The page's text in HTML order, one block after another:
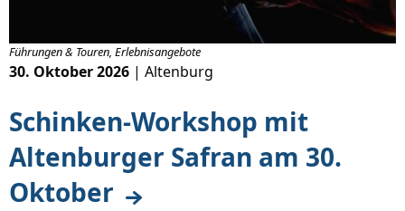
Schinken-Workshop mit
Altenburger Safran am 30.
Oktober
Führungen & Touren, Erlebnisangebote
30. Oktober 2026 | Altenburg